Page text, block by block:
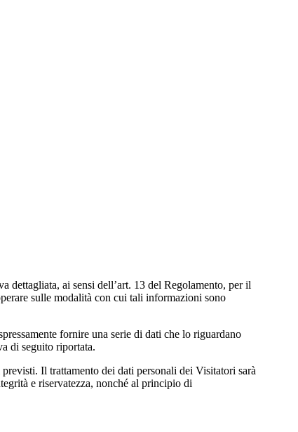
dettagliata, ai sensi dell’art. 13 del Regolamento, per il
sulle modalità con cui tali informazioni sono
fornire una serie di dati che lo riguardano
di seguito riportata.
Il trattamento dei dati personali dei Visitatori sarà
e riservatezza, nonché al principio di